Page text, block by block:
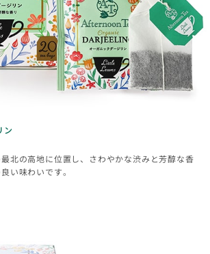
ン
北の高地に位置し、さわやかな渋みと芳醇な香
い味わいです。